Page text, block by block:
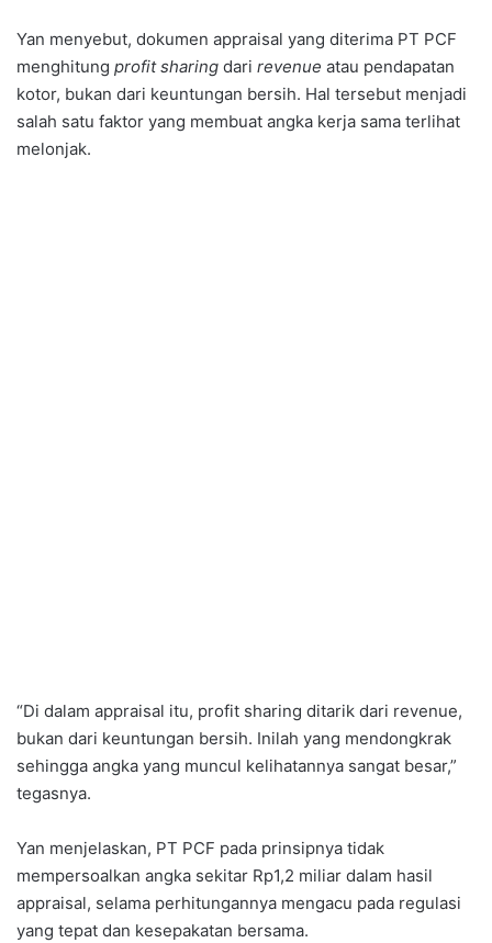
Yan menyebut, dokumen appraisal yang diterima PT PCF
menghitung profit sharing dari revenue atau pendapatan
kotor, bukan dari keuntungan bersih. Hal tersebut menjadi
salah satu faktor yang membuat angka kerja sama terlihat
melonjak.
“Di dalam appraisal itu, profit sharing ditarik dari revenue,
bukan dari keuntungan bersih. Inilah yang mendongkrak
sehingga angka yang muncul kelihatannya sangat besar,”
tegasnya.
Yan menjelaskan, PT PCF pada prinsipnya tidak
mempersoalkan angka sekitar Rp1,2 miliar dalam hasil
appraisal, selama perhitungannya mengacu pada regulasi
yang tepat dan kesepakatan bersama.